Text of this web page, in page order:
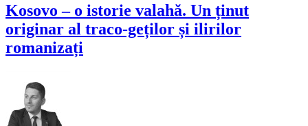
Kosovo – o istorie valahă. Un ținut
originar al traco-geților și ilirilor
romanizați